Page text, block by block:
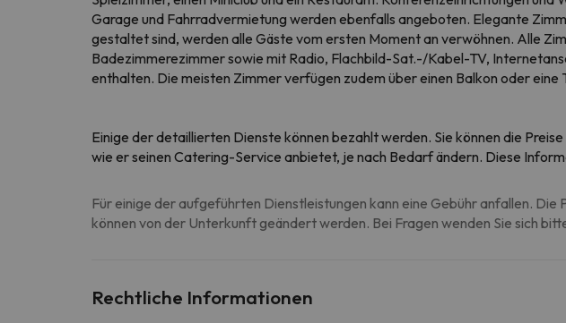
Garage und Fahrradvermietung werden ebenfalls angeboten. Elegante
gestaltet sind, werden alle Gäste vom ersten Moment an verwöhnen. Alle
Badezimmerezimmer sowie mit Radio, Flachbild-Sat.-/Kabel-TV,
enthalten. Die meisten Zimmer verfügen zudem über einen Balkon oder
Einige der detaillierten Dienste können bezahlt werden. Sie können die
wie er seinen Catering-Service anbietet, je nach Bedarf ändern. Diese
Für einige der aufgeführten Dienstleistungen kann eine Gebühr anfallen.
können von der Unterkunft geändert werden. Bei Fragen wenden Sie sich
Rechtliche Informationen